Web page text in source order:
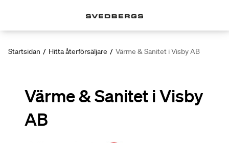
Startsidan / Hitta återförsäljare / Värme & Sanitet i Visby AB
Värme & Sanitet i Visby
AB